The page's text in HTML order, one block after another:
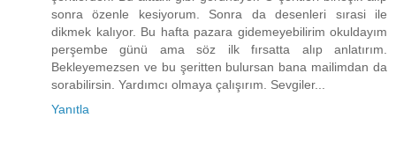
sonra özenle kesiyorum. Sonra da desenleri sırasi ile
dikmek kalıyor. Bu hafta pazara gidemeyebilirim okuldayım
perşembe günü ama söz ilk fırsatta alıp anlatırım.
Bekleyemezsen ve bu şeritten bulursan bana mailimdan da
sorabilirsin. Yardımcı olmaya çalışırım. Sevgiler...
Yanıtla